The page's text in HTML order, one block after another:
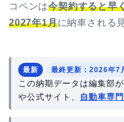
コペンは今契約すると早
2027年1月に納車される
最新 最終更新：2026年7
この納期データは編集部
や公式サイト、
自動車専